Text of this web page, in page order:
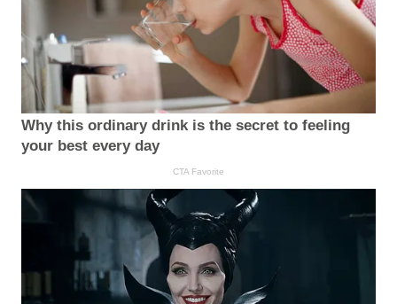
Why this ordinary drink is the secret to feeling
your best every day
CTA Favorite